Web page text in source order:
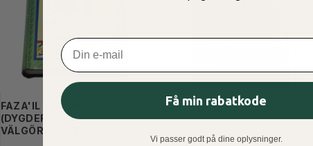
FAZA'IL E SADAQAAT
(DYGDER AV
VÄLGÖRENHET)
MUNTAKHAB AHADITH:
100,00 DKK 150,00 DKK
Email
Få min rabatkode
Vi passer godt på dine oplysninger.